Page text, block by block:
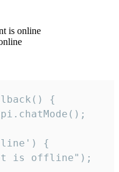
is online
{
{
is offline");